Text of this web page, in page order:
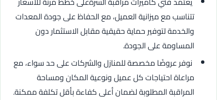
تتناسب مع ميزانية العميل، مع الحفاظ على جودة المعدات
والخدمة لتوفير حماية حقيقية مقابل الاستثمار دون
المساومة على الجودة.
نوفر عروضًا مخصصة للمنازل والشركات على حد سواء، مع
مراعاة احتياجات كل عميل ونوعية المكان ومساحة
المراقبة المطلوبة لضمان أعلى كفاءة بأقل تكلفة ممكنة.